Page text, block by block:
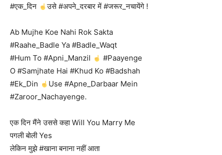
#एक_दिन
उसे #अपने_दरबार में #जरूर_नचायेंगे !
Ab Mujhe Koe Nahi Rok Sakta
#Raahe_Badle Ya #Badle_Waqt
#Hum To #Apni_Manzil
#Paayenge
O #Samjhate Hai #Khud Ko #Badshah
#Ek_Din
Use #Apne_Darbaar Mein
#Zaroor_Nachayenge.
एक दिन मैंने उससे कहा Will You Marry Me
पगली बोली Yes
लेकिन मुझे #खाना बनाना नहीं आता